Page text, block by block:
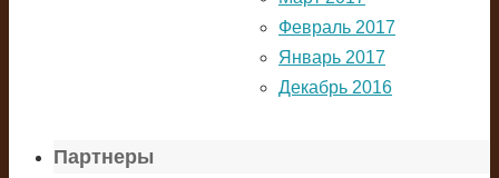
Февраль 2017
Январь 2017
Декабрь 2016
Партнеры